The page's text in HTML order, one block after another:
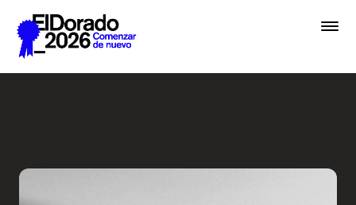
Saltar al contenido principal